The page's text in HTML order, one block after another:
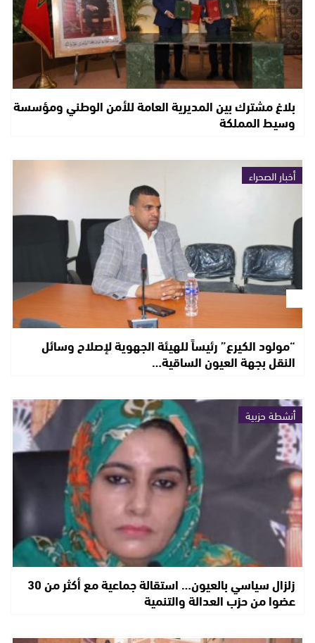
بلاغ مشترك بين المديرية العامة للأمن الوطني ومؤسسة
وسيط المملكة
أخبار الصحراء
“مولود الكيرع” رئيساً للهيئة الجهوية لإصلاح وسائل
النقل بجهة العيون الساقية…
أنشطة حزبية
زلزال سياسي بالعيون… استقالة جماعية مع أكثر من 30
عضوا من حزب العدالة والتنمية